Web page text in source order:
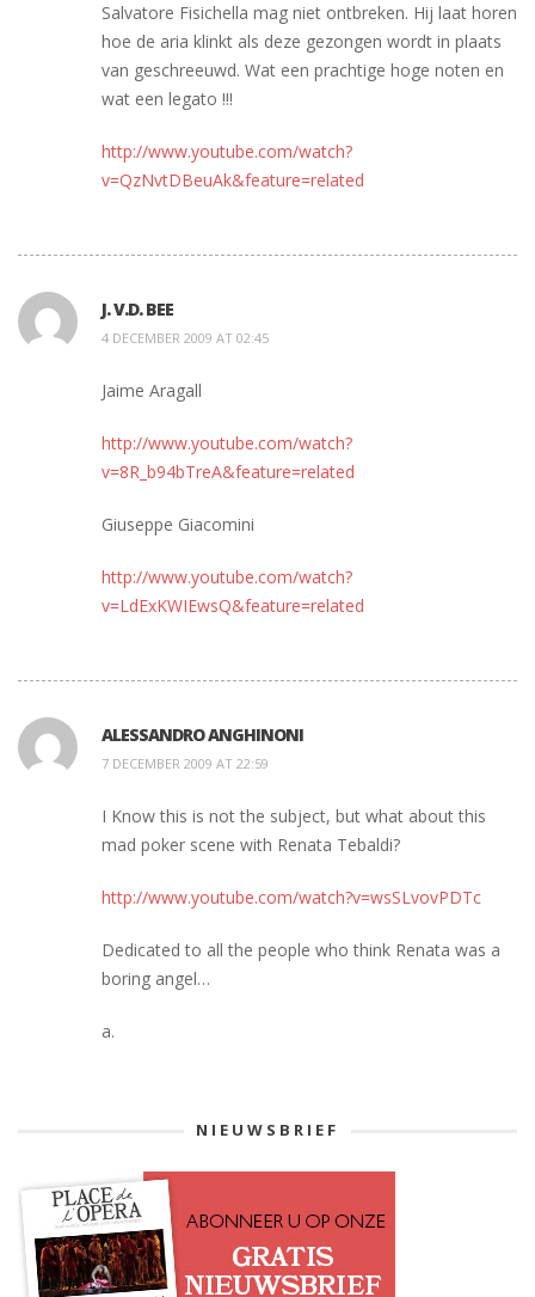
Salvatore Fisichella mag niet ontbreken. Hij laat horen
hoe de aria klinkt als deze gezongen wordt in plaats
van geschreeuwd. Wat een prachtige hoge noten en
wat een legato !!!
http://www.youtube.com/watch?
v=QzNvtDBeuAk&feature=related
J. V.D. BEE
4 DECEMBER 2009 AT 02:45
Jaime Aragall
http://www.youtube.com/watch?
v=8R_b94bTreA&feature=related
Giuseppe Giacomini
http://www.youtube.com/watch?
v=LdExKWIEwsQ&feature=related
ALESSANDRO ANGHINONI
7 DECEMBER 2009 AT 22:59
I Know this is not the subject, but what about this
mad poker scene with Renata Tebaldi?
http://www.youtube.com/watch?v=wsSLvovPDTc
Dedicated to all the people who think Renata was a
boring angel…
a.
NIEUWSBRIEF